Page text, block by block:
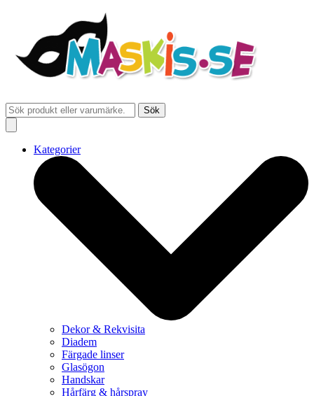
Sök
Kategorier
Dekor & Rekvisita
Diadem
Färgade linser
Glasögon
Handskar
Hårfärg & hårspray